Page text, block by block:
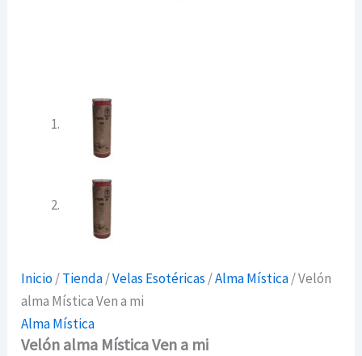
Inicio/Tienda/Velas Esotéricas/Alma Mística/ Velón
alma Mística Ven a mi
Alma Mística
Velón alma Mística Ven a mi